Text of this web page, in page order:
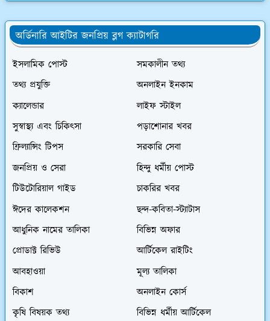
অর্ডিনারি আইটির জনপ্রিয় ব্লগ ক্যাটাগরি
ইসলামিক পোস্ট
সমকালীন তথ্য
তথ্য প্রযুক্তি
অনলাইন ইনকাম
ক্যালেন্ডার
লাইফ স্টাইল
সুস্বাস্থ্য এবং চিকিৎসা
পড়াশোনার খবর
ফ্রিল্যান্সিং টিপস
সরকারি সেবা
জনপ্রিয় ও সেরা
হিন্দু ধর্মীয় পোস্ট
টিউটোরিয়াল গাইড
চাকরির খবর
ঈদের কালেকশন
ছন্দ-কবিতা-স্ট্যাটাস
আধুনিক নামের তালিকা
বিভিন্ন অফার
প্রোডাক্ট রিভিউ
আর্টিকেল রাইটিং
আবহাওয়া
মূল্য তালিকা
বিকাশ
অনলাইন কোর্স
কৃষি বিষয়ক তথ্য
বিভিন্ন ধর্মীয় আর্টিকেল